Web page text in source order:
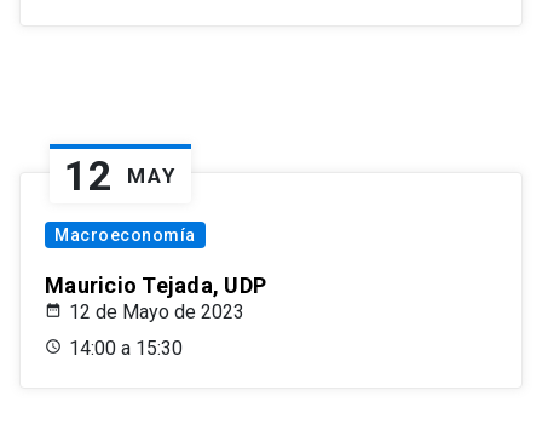
12 MAY
Macroeconomía
Mauricio Tejada, UDP
12 de Mayo de 2023
14:00 a 15:30